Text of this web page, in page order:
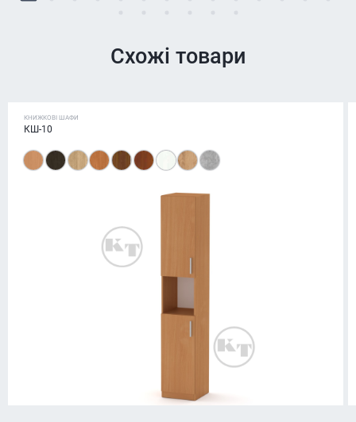
Схожі товари
КНИЖКОВІ ШАФИ
КШ-10